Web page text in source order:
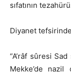
sıfatının
Diyanet tefsirinde
“A’râf sûresi
Mekke’de